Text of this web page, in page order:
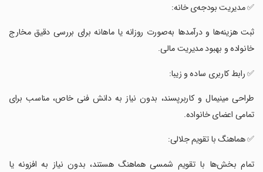
‏✅ مدیریت بودجه‌ی خانه:
‏ثبت هزینه‌ها و درآمدها به‌صورت روزانه یا ماهانه برای بررسی دقیق مخارج
خانواده و بهبود مدیریت مالی.
‏✅ رابط کاربری ساده و زیبا:
‏طراحی مینیمال و کاربرپسند، بدون نیاز به دانش فنی خاص، مناسب برای
تمامی اعضای خانواده.
‏✅ هماهنگ با تقویم جلالی:
‏تمام بخش‌ها با تقویم شمسی هماهنگ هستند، بدون نیاز به افزونه یا